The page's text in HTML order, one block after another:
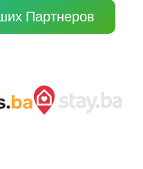
Партнеров